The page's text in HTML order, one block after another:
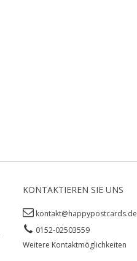
KONTAKTIEREN SIE UNS
kontakt@happypostcards.de
0152-02503559
Weitere Kontaktmöglichkeiten